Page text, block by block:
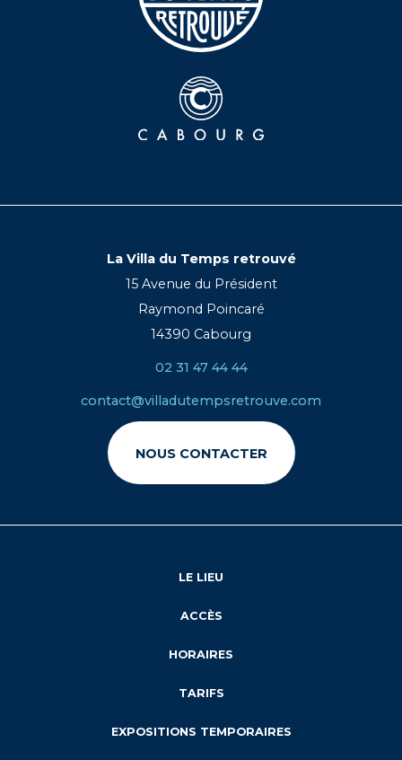
La Villa du Temps retrouvé
15 Avenue du Président
Raymond Poincaré
14390 Cabourg
02 31 47 44 44
contact@villadutempsretrouve.com
NOUS CONTACTER
LE LIEU
ACCÈS
HORAIRES
TARIFS
EXPOSITIONS TEMPORAIRES